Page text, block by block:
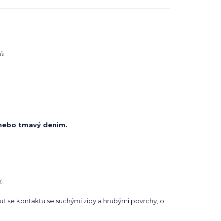
tmavý denim.
kontaktu se suchými zipy a hrubými povrchy, o